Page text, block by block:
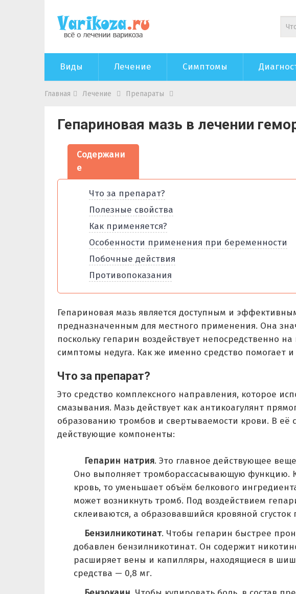
Виды Лечение Симптомы
Главная Лечение Препараты
Гепариновая мазь в лечении
Содержани
е
Что за препарат?
Полезные свойства
Как применяется?
Особенности применения при беременности
Побочные действия
Противопоказания
Гепариновая мазь является доступным и
предназначенным для местного применения. Она
поскольку гепарин воздействует непосредственно
симптомы недуга. Как же именно средство помогает
Что за препарат?
Это средство комплексного направления, которое
смазывания. Мазь действует как антикоагулянт
образованию тромбов и свертываемости крови. В её
действующие компоненты:
Гепарин натрия. Это главное действующее
Оно выполняет тромборассасывающую функцию.
кровь, то уменьшает объём белкового
может возникнуть тромб. Под воздействием
склеиваются, а образовавшийся кровяной сгусток
Бензилникотинат. Чтобы гепарин быстрее
добавлен бензилникотинат. Он содержит
расширяет вены и капилляры, находящиеся в
средства — 0,8 мг.